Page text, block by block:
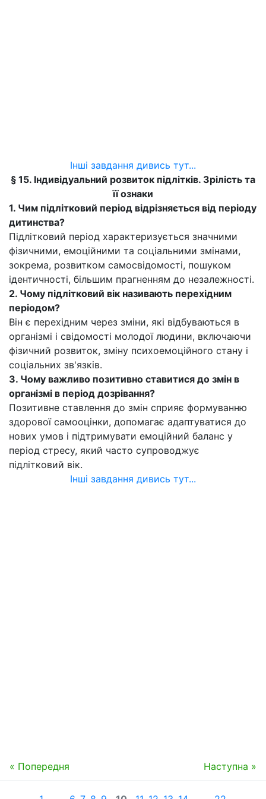
Інші завдання дивись тут...
§ 15. Індивідуальний розвиток підлітків. Зрілість та
її ознаки
1. Чим підлітковий період відрізняється від періоду
дитинства?
Підлітковий період характеризується значними
фізичними, емоційними та соціальними змінами,
зокрема, розвитком самосвідомості, пошуком
ідентичності, більшим прагненням до незалежності.
2. Чому підлітковий вік називають перехідним
періодом?
Він є перехідним через зміни, які відбуваються в
організмі і свідомості молодої людини, включаючи
фізичний розвиток, зміну психоемоційного стану і
соціальних зв'язків.
3. Чому важливо позитивно ставитися до змін в
організмі в період дозрівання?
Позитивне ставлення до змін сприяє формуванню
здорової самооцінки, допомагає адаптуватися до
нових умов і підтримувати емоційний баланс у
період стресу, який часто супроводжує
підлітковий вік.
Інші завдання дивись тут...
« Попередня Наступна »